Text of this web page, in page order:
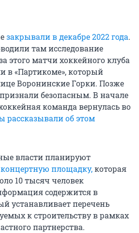
закрывали в декабре 2022 года.
там исследование
этого матчи хоккейного клуба
в «Партикоме», который
Воронинские Горки. Позже
безопасным. В начале
команда вернулась во
рассказывали об этом
власти планируют
площадку,которая
10 тысяч человек
содержится в
устанавливает перечень
к строительству в рамках
партнерства.